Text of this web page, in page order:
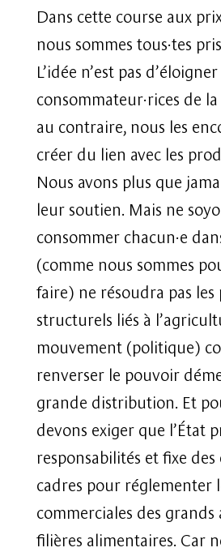
Dans cette course aux
nous sommes tous·tes
L’idée n’est pas
consommateur·rices de
au contraire, nous les
créer du lien avec les
Nous avons plus que
leur soutien. Mais ne
consommer chacun·e
(comme nous sommes
faire) ne résoudra pas les
structurels liés à
mouvement (politique)
renverser le pouvoir
grande distribution. Et
devons exiger que l’État
responsabilités et fixe
cadres pour réglementer
commerciales des grands
filières alimentaires. Car